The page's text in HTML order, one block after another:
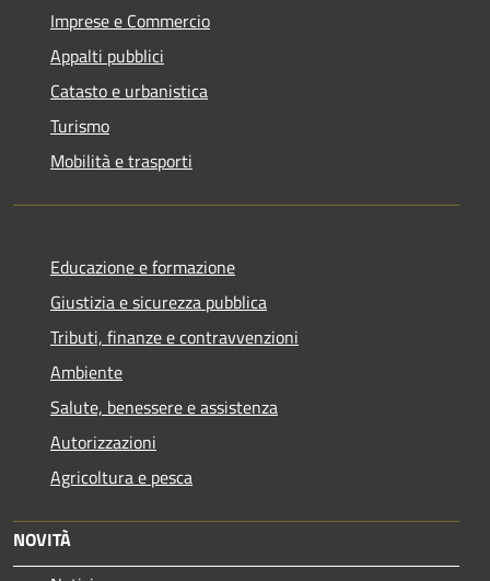
Imprese e Commercio
Appalti pubblici
Catasto e urbanistica
Turismo
Mobilità e trasporti
Educazione e formazione
Giustizia e sicurezza pubblica
Tributi, finanze e contravvenzioni
Ambiente
Salute, benessere e assistenza
Autorizzazioni
Agricoltura e pesca
NOVITÀ